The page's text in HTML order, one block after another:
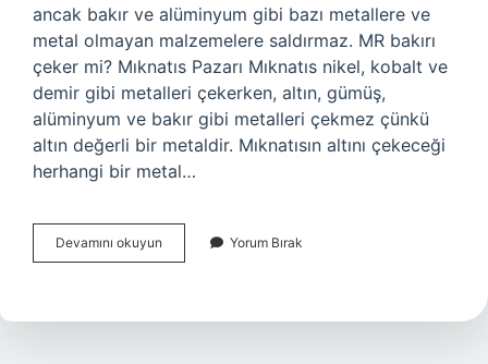
ancak bakır ve alüminyum gibi bazı metallere ve
metal olmayan malzemelere saldırmaz. MR bakırı
çeker mi? Mıknatıs Pazarı Mıknatıs nikel, kobalt ve
demir gibi metalleri çekerken, altın, gümüş,
alüminyum ve bakır gibi metalleri çekmez çünkü
altın değerli bir metaldir. Mıknatısın altını çekeceği
herhangi bir metal…
Devamını okuyun
Bakırı
Yorum Bırak